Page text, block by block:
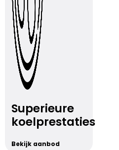
Superieure
koelprestaties
Bekijk aanbod